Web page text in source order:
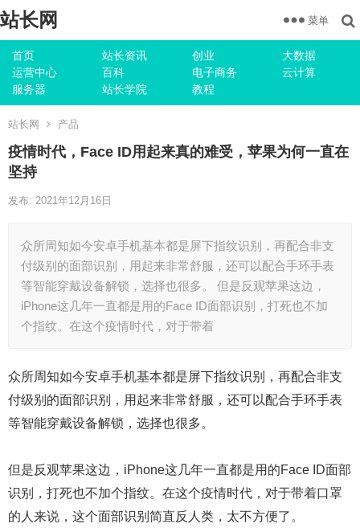
站长网
首页 站长资讯 创业
大数据
运营中心
百科 电子商务
云计算
服务器
站长学院 教程
菜单
站长网 产品
疫情时代，Face ID用起来真的难受，苹果为何一直在
坚持
发布: 2021年12月16日
众所周知如今安卓手机基本都是屏下指纹识别，再配合非支
付级别的面部识别，用起来非常舒服，还可以配合手环手表
等智能穿戴设备解锁，选择也很多。 但是反观苹果这边，
iPhone这几年一直都是用的Face ID面部识别，打死也不加
个指纹。在这个疫情时代，对于带着
众所周知如今安卓手机基本都是屏下指纹识别，再配合非支
付级别的面部识别，用起来非常舒服，还可以配合手环手表
等智能穿戴设备解锁，选择也很多。
但是反观苹果这边，iPhone这几年一直都是用的Face ID面部
识别，打死也不加个指纹。在这个疫情时代，对于带着口罩
的人来说，这个面部识别简直反人类，太不方便了。